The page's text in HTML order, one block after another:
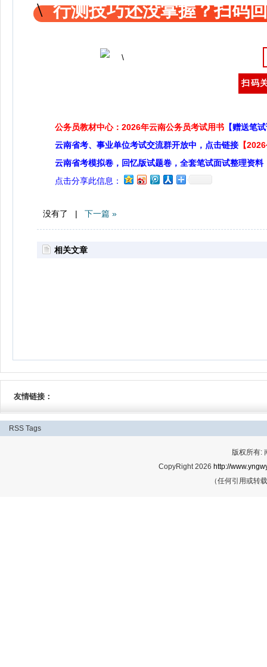
行测技巧还没掌握？扫码
扫码
公务员教材中心：2026年云南公务员考试用书 【赠送笔
云南省考、事业单位考试交流群开放中，点击链接 【
云南省考模拟卷，回忆版试题卷，全套笔试面试整理资料
点击分享此信息：
没有了 | 下一篇 »
相关文章
友情链接：
RSS Tags
版权所有:
CopyRight 2026 http://
（任何引用或转